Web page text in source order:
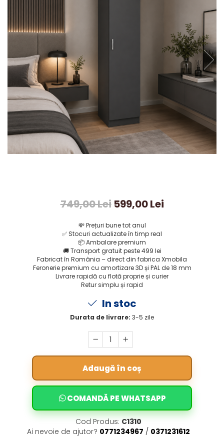
749,00 Lei 599,00 Lei
💸 Prețuri bune tot anul
✅ Stocuri actualizate în timp real
📦Ambalare premium
🚚 Transport gratuit peste 499 lei
Fabricat în România – direct din fabrica Xmobila
Feronerie premium cu amortizare 3D și PAL de 18 mm
Livrare rapidă cu flotă proprie și curier
Retur simplu și rapid
In stoc
Durata de livrare: 3-5 zile
Adaugă în coș
COMANDĂ PE WHATSAPP
Cod Produs: C1310
Ai nevoie de ajutor? 0771234967 / 0371231612